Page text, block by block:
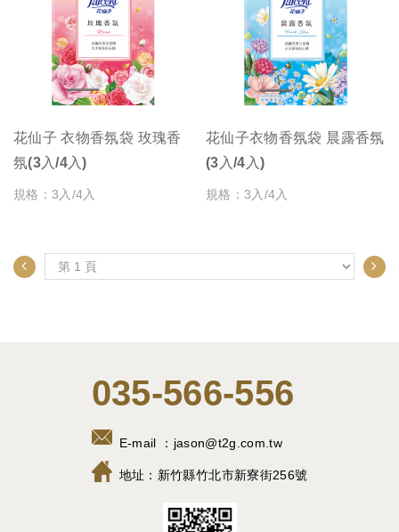
花仙子 衣物香氛袋 玫瑰香
氛(3入/4入)
規格：3入/4入
花仙子衣物香氛袋 晨露香氛
(3入/4入)
規格：3入/4入
035-566-556
E-mail ： jason@t2g.com.tw
地址： 新竹縣竹北市新寮街256號